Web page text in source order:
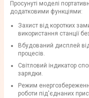
Просунуті моделі
додатковими функціями:
Захист від коротких
використання станції
Вбудований дисплей
процесів.
Світловий індикатор
зарядки.
Режим
роботи під'єднаних